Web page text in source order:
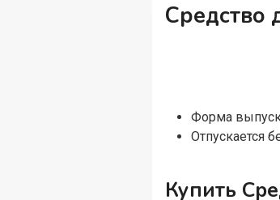
Средство
Форма
Отпускается
Купить